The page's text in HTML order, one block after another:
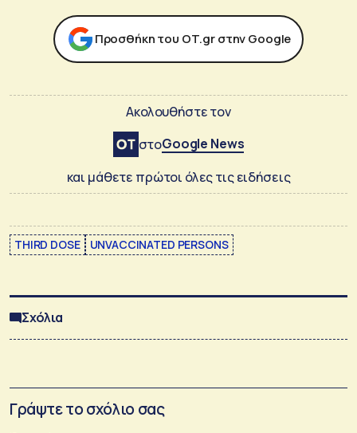
Προσθήκη του ΟΤ.gr στην Google
Ακολουθήστε τον
στοGoogle News
και μάθετε πρώτοι όλες τις ειδήσεις
THIRD DOSE UNVACCINATED PERSONS
Σχόλια
Γράψτε το σχόλιο σας